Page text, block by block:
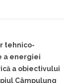
tehnico-
a energiei
a obiectivului
Câmpulung